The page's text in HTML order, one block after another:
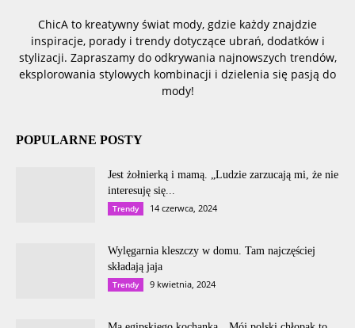
ChicA to kreatywny świat mody, gdzie każdy znajdzie
inspiracje, porady i trendy dotyczące ubrań, dodatków i
stylizacji. Zapraszamy do odkrywania najnowszych trendów,
eksplorowania stylowych kombinacji i dzielenia się pasją do
mody!
POPULARNE POSTY
Jest żołnierką i mamą. „Ludzie zarzucają mi, że nie
interesuję się...
Trendy 14 czerwca, 2024
Wylęgarnia kleszczy w domu. Tam najczęściej
składają jaja
Trendy 9 kwietnia, 2024